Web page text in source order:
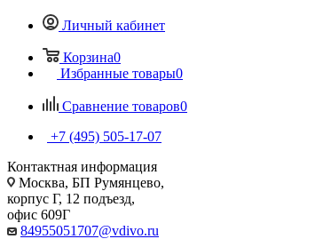
Личный кабинет
Корзина0
Избранные товары0
Сравнение товаров0
+7 (495) 505-17-07
Контактная информация
Москва, БП Румянцево,
корпус Г, 12 подъезд,
офис 609Г
84955051707@vdivo.ru